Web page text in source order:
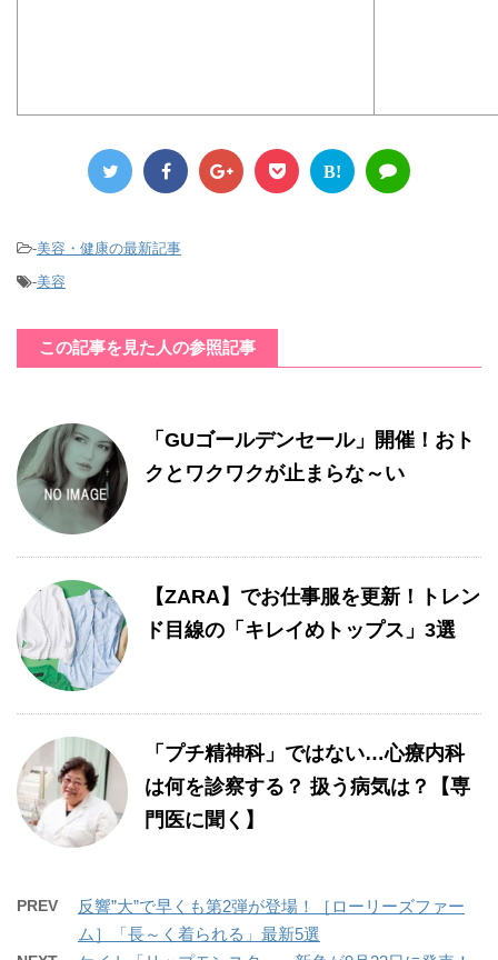
B!
-美容・健康の最新記事
-美容
この記事を見た人の参照記事
「GUゴールデンセール」開催！おト
クとワクワクが止まらな～い
【ZARA】でお仕事服を更新！トレン
ド目線の「キレイめトップス」3選
「プチ精神科」ではない…心療内科
は何を診察する？ 扱う病気は？【専
門医に聞く】
PREV
反響”大”で早くも第2弾が登場！［ローリーズファー
ム］「長～く着られる」最新5選